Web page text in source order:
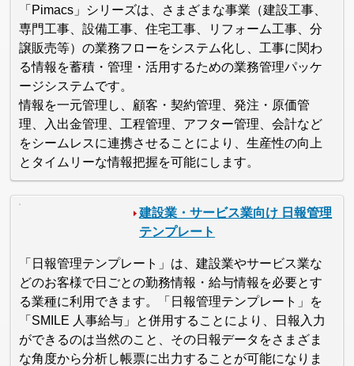
「Pimacs」シリーズは、さまざまな事業（建設工事、
専門工事、設備工事、住宅工事、リフォーム工事、分
譲販売等）の業務フローをシステム化し、工事に関わ
る情報を蓄積・管理・活用するための業務管理パッケ
ージシステムです。
情報を一元管理し、顧客・契約管理、発注・原価管
理、入出金管理、工程管理、アフター管理、会計など
をシームレスに連携させることにより、生産性の向上
とタイムリーな情報把握を可能にします。
建設業・サービス業向け 日報管理
テンプレート
「日報管理テンプレート」は、建設業やサービス業な
どのお客様で日ごとの勤務情報・給与情報を必要とす
る業種に利用できます。「日報管理テンプレート」を
「SMILE 人事給与」と併用することにより、日報入力
ができるのは当然のこと、その日報データをさまざま
な角度から分析し帳票に出力することが可能になりま